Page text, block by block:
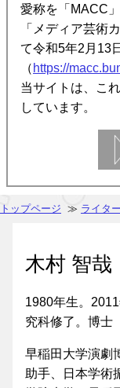
愛称を「MACC
「メディア芸術
て令和5年2月13
（ https://
当サイトは、こ
しています。
トップページ ≫ ライター
木村 智哉
1980年生。
究科修了。博士
早稲田大学演劇
助手、日本学術